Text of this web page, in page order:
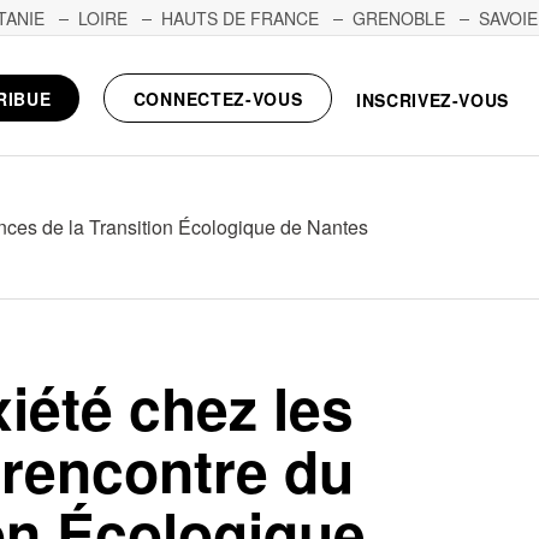
LOIRE HAUTS DE FRANCE GRENOBLE SAVOIE
CONNECTEZ-VOUS INSCRIVEZ-VOUS
de la Transition Écologique de Nantes
chez les
du